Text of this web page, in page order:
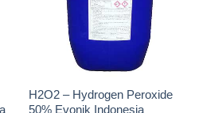
50% Evonik Indonesia